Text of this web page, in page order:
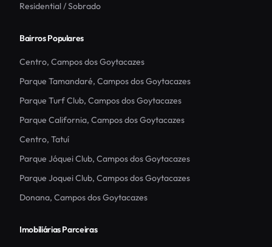
Residential / Sobrado
Bairros Populares
Centro, Campos dos Goytacazes
Parque Tamandaré, Campos dos Goytacazes
Parque Turf Club, Campos dos Goytacazes
Parque California, Campos dos Goytacazes
Centro, Tatuí
Parque Jóquei Club, Campos dos Goytacazes
Parque Joquei Club, Campos dos Goytacazes
Donana, Campos dos Goytacazes
Imobiliárias Parceiras